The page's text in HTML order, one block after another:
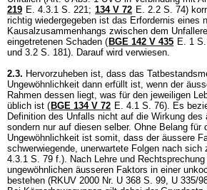
219 E. 4.3.1 S. 221; 134 V 72 E. 2.2 S. 74)
richtig wiedergegeben ist das Erfordernis eines
Kausalzusammenhangs zwischen dem
eingetretenen Schaden ( BGE 142 V 435 E. 1
und 3.2 S. 181). Darauf wird verwiesen.
2.3. Hervorzuheben ist, dass das
Ungewöhnlichkeit dann erfüllt ist, wenn der
Rahmen dessen liegt, was für den jeweiligen
üblich ist ( BGE 134 V 72 E. 4.1 S. 76). Es
Definition des Unfalls nicht auf die Wirkung des
sondern nur auf diesen selber. Ohne Belang für
Ungewöhnlichkeit ist somit, dass der äussere
schwerwiegende, unerwartete Folgen nach sich
4.3.1 S. 79 f.). Nach Lehre und
ungewöhnlichen äusseren Faktors in einer
bestehen (RKUV 2000 Nr. U 368 S. 99, U 335/